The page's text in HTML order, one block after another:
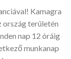
Kamagra
ország területén
nap 12 óráig
munkanap